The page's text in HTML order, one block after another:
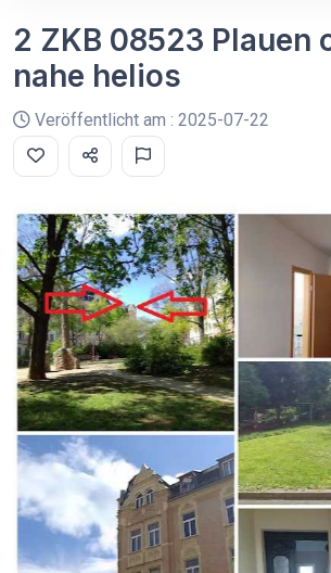
2 ZKB 08523 Plauen
nahe helios
Veröffentlicht am : 2025-07-22